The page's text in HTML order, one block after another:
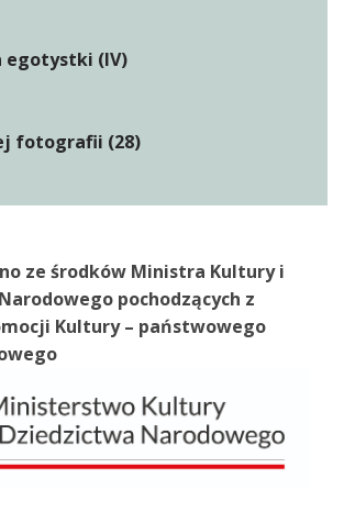
egotystki (IV)
fotografii (28)
ze środków Ministra Kultury i
pochodzących z
Kultury – państwowego